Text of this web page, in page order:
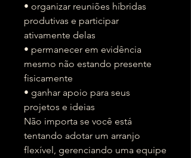
• organizar reuniões híbridas
produtivas e participar
ativamente delas
• permanecer em evidência
mesmo não estando presente
fisicamente
• ganhar apoio para seus
projetos e ideias
Não importa se você está
tentando adotar um arranjo
flexível, gerenciando uma equipe